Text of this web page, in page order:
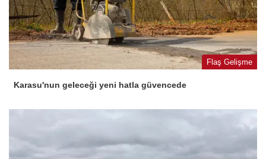
Flaş Gelişme
Karasu'nun geleceği yeni hatla güvencede